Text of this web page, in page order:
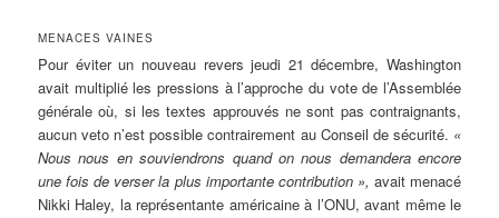
MENACES VAINES
Pour éviter un nouveau revers jeudi 21 décembre, Washington
avait multiplié les pressions à l’approche du vote de l’Assemblée
générale où, si les textes approuvés ne sont pas contraignants,
aucun veto n’est possible contrairement au Conseil de sécurité. «
Nous nous en souviendrons quand on nous demandera encore
une fois de verser la plus importante contribution », avait menacé
Nikki Haley, la représentante américaine à l’ONU, avant même le